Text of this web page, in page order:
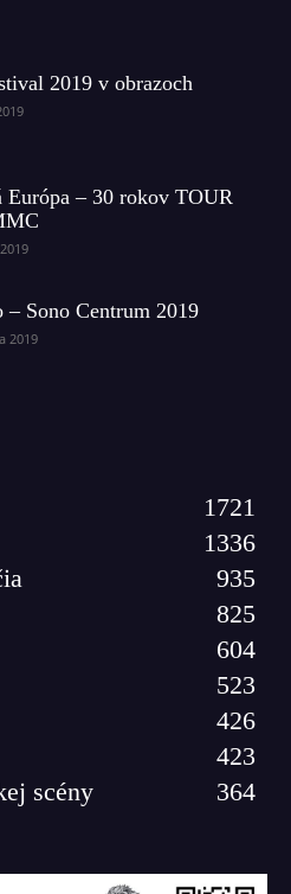
2019 v obrazoch
Európa – 30 rokov TOUR
– Sono Centrum 2019
2019
1721
1336
935
825
604
523
426
423
scény
364